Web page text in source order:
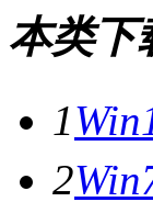
本类下
1
2